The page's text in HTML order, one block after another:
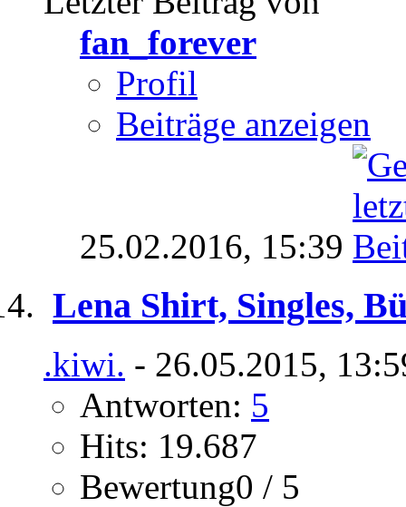
fan_forever
Profil
Beiträge anzeigen
25.02.2016, 15:39
Lena Shirt, Singles,
.kiwi. - 26.05.2015,
Antworten: 5
Hits: 19.687
Bewertung0 / 5